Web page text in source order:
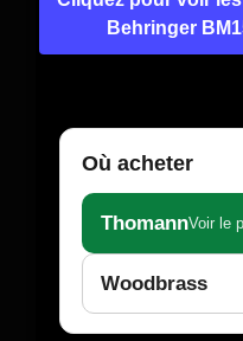
Behringer
Où acheter
ThomannVoir le
Woodbrass